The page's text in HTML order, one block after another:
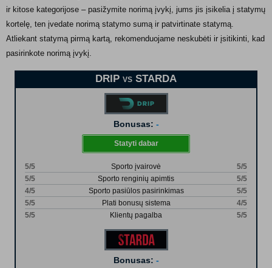
ir kitose kategorijose – pasižymite norimą įvykį, jums jis įsikelia į statymų
kortelę, ten įvedate norimą statymo sumą ir patvirtinate statymą.
Atliekant statymą pirmą kartą, rekomenduojame neskubėti ir įsitikinti, kad
pasirinkote norimą įvykį.
DRIP VS STARDA
Bonusas: -
Statyti dabar
5/5 Sporto įvairovė
5/5
5/5
Sporto renginių apimtis
5/5
4/5
Sporto pasiūlos pasirinkimas
5/5
5/5
Plati bonusų sistema
4/5
5/5
Klientų pagalba 5/5
Bonusas: -